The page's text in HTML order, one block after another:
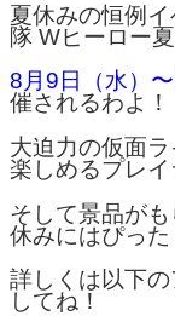
夏休みの恒例
隊 Wヒーロー
8月9日（水）
催されるわよ！
大迫力の仮面
楽しめるプレイ
そして景品が
休みにはぴった
詳しくは以下
してね！